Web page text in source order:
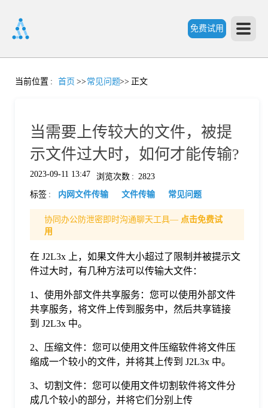
免费试用
首
价
格
常
见
当前位置 : 首页 >>常见问题>> 正文
当需要上传较大的文件，被提
示文件过大时，如何才能传输?
2023-09-11 13:47 浏览次数 : 2823
标签 : 内网文件传输 文件传输 常见问题
协同办公防泄密即时沟通聊天工具— 点击免费试
用
在 J2L3x 上，如果文件大小超过了限制并被提示文
件过大时，有几种方法可以传输大文件：
1、使用外部文件共享服务：您可以使用外部文件
共享服务，将文件上传到服务中，然后共享链接
到 J2L3x 中。
2、压缩文件：您可以使用文件压缩软件将文件压
缩成一个较小的文件，并将其上传到 J2L3x 中。
3、切割文件：您可以使用文件切割软件将文件分
成几个较小的部分，并将它们分别上传